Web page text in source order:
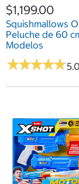
$1,199.00
Squishmallows
Peluche de 60
Modelos
★★★★★
★★★★★